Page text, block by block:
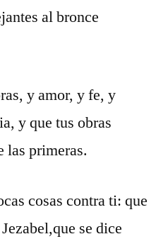
al bronce
y amor, y fe, y
y que tus obras
las primeras.
cosas contra ti: que
se dice